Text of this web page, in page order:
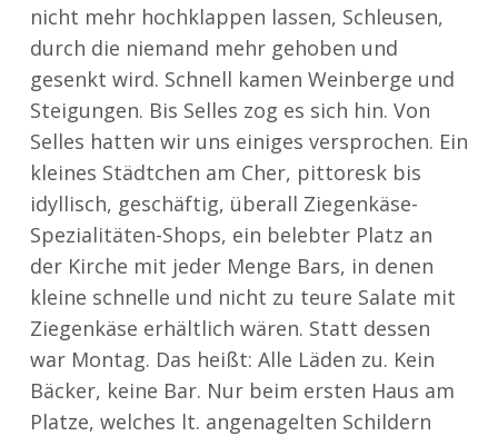
nicht mehr hochklappen lassen, Schleusen,
durch die niemand mehr gehoben und
gesenkt wird. Schnell kamen Weinberge und
Steigungen. Bis Selles zog es sich hin. Von
Selles hatten wir uns einiges versprochen. Ein
kleines Städtchen am Cher, pittoresk bis
idyllisch, geschäftig, überall Ziegenkäse-
Spezialitäten-Shops, ein belebter Platz an
der Kirche mit jeder Menge Bars, in denen
kleine schnelle und nicht zu teure Salate mit
Ziegenkäse erhältlich wären. Statt dessen
war Montag. Das heißt: Alle Läden zu. Kein
Bäcker, keine Bar. Nur beim ersten Haus am
Platze, welches lt. angenagelten Schildern